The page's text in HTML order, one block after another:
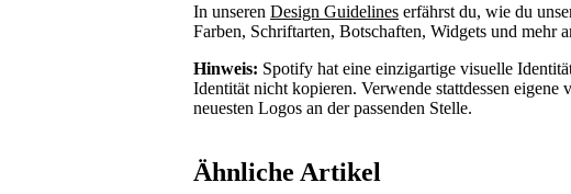
In unseren Design Guidelines erfährst du, wie du
Farben, Schriftarten, Botschaften, Widgets und mehr
Hinweis: Spotify hat eine einzigartige visuelle
Identität nicht kopieren. Verwende stattdessen eigene
neuesten Logos an der passenden Stelle.
Ähnliche Artikel